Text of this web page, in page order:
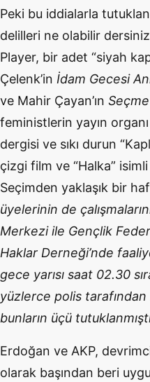
Peki bu iddialarla
delilleri ne olabilir
Player, bir adet “siyah
Çelenk’in İdam Gecesi
ve Mahir Çayan’ın Seçme
feministlerin yayın
dergisi ve sıkı durun
çizgi film ve “Halka”
Seçimden yaklaşık bir
üyelerinin de
Merkezi ile Gençlik
Haklar Derneği’nde
gece yarısı saat 02.30
yüzlerce polis tarafından
bunların üçü
Erdoğan ve AKP,
olarak başından beri